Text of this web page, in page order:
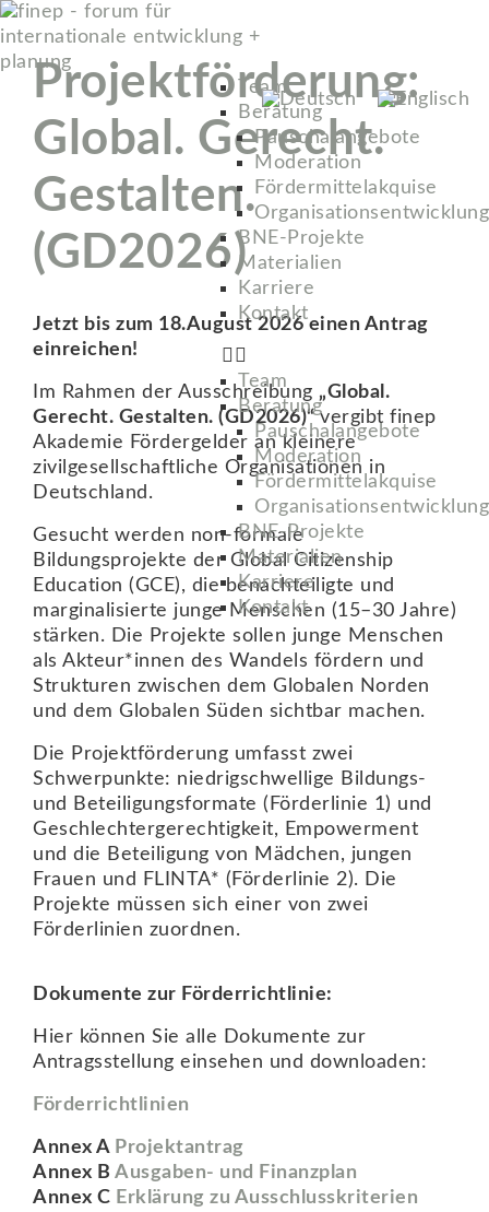
Team
Beratung
Pauschalangebote
Moderation
Fördermittelakquise
Organisationsentwicklung
BNE-Projekte
Materialien
Karriere
Kontakt
Team
Beratung
Pauschalangebote
Moderation
Fördermittelakquise
Organisationsentwicklung
BNE-Projekte
Materialien
Karriere
Kontakt
Projektförderung:
Global. Gerecht.
Gestalten.
(GD2026)
Jetzt bis zum 18.August 2026 einen Antrag
einreichen!
Im Rahmen der Ausschreibung „Global.
Gerecht. Gestalten. (GD2026)“vergibt finep
Akademie Fördergelder an kleinere
zivilgesellschaftliche Organisationen in
Deutschland.
Gesucht werden non-formale
Bildungsprojekte der Global Citizenship
Education (GCE), die benachteiligte und
marginalisierte junge Menschen (15–30 Jahre)
stärken. Die Projekte sollen junge Menschen
als Akteur*innen des Wandels fördern und
Strukturen zwischen dem Globalen Norden
und dem Globalen Süden sichtbar machen.
Die Projektförderung umfasst zwei
Schwerpunkte: niedrigschwellige Bildungs-
und Beteiligungsformate (Förderlinie 1) und
Geschlechtergerechtigkeit, Empowerment
und die Beteiligung von Mädchen, jungen
Frauen und FLINTA* (Förderlinie 2). Die
Projekte müssen sich einer von zwei
Förderlinien zuordnen.
Dokumente zur Förderrichtlinie:
Hier können Sie alle Dokumente zur
Antragsstellung einsehen und downloaden:
Förderrichtlinien
Annex A Projektantrag
Annex B Ausgaben- und Finanzplan
Annex C Erklärung zu Ausschlusskriterien